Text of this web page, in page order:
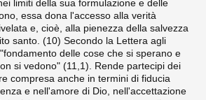
li­miti della sua formulazione e delle
essa dona l'accesso alla verità
e, cioè, alla pienezza della salvezza
santo. (10) Secondo la Lettera agli
delle cose che si sperano e
si vedono" (11,1). Rende partecipi dei
compresa anche in termini di fiducia
e nell'amore di Dio, nell'accettazione